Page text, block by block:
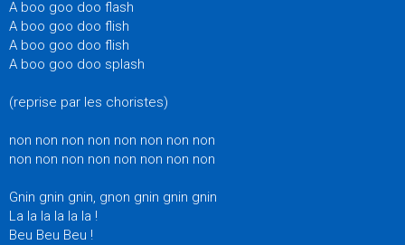
A boo goo doo flash
A boo goo doo flish
A boo goo doo flish
A boo goo doo splash
(reprise par les choristes)
non non non non non non non non
non non non non non non non non
Gnin gnin gnin, gnon gnin gnin gnin
La la la la la la !
Beu Beu Beu !